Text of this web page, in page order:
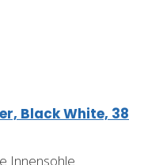
Black White, 38
Innensohle